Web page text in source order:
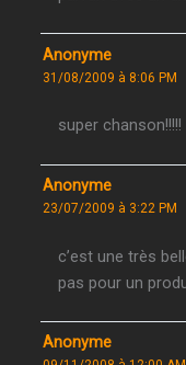
Anonyme
31/08/2009 à 8:06 PM
super
Anonyme
23/07/2009 à 3:22 PM
c’est une très
pas pour un
Anonyme